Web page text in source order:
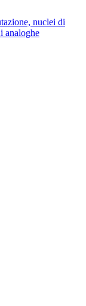
nuclei di
analoghe